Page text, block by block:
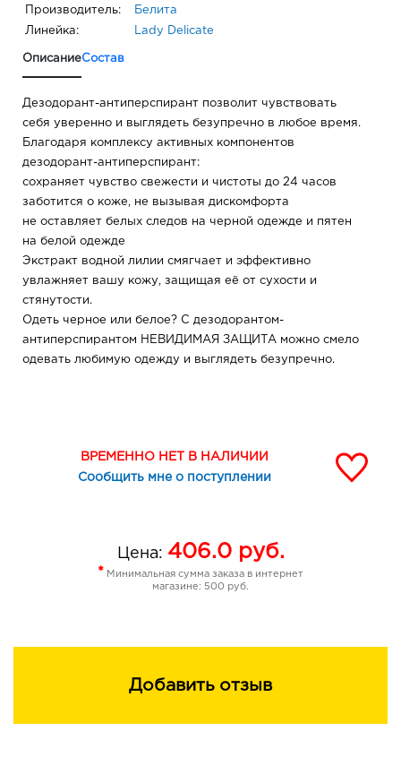
Производитель: Белита
Линейка: Lady Delicate
ОписаниеСостав
Дезодорант-антиперспирант позволит чувствовать
себя уверенно и выглядеть безупречно в любое время.
Благодаря комплексу активных компонентов
дезодорант-антиперспирант:
сохраняет чувство свежести и чистоты до 24 часов
заботится о коже, не вызывая дискомфорта
не оставляет белых следов на черной одежде и пятен
на белой одежде
Экстракт водной лилии смягчает и эффективно
увлажняет вашу кожу, защищая её от сухости и
стянутости.
Одеть черное или белое? С дезодорантом-
антиперспирантом НЕВИДИМАЯ ЗАЩИТА можно смело
одевать любимую одежду и выглядеть безупречно.
ВРЕМЕННО НЕТ В НАЛИЧИИ
Сообщить мне о поступлении
Цена: 406.0руб.
* Минимальная сумма заказа в интернет
магазине: 500 руб.
Добавить отзыв